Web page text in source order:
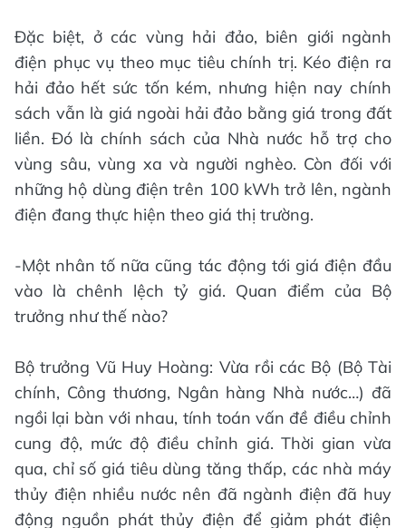
Đặc biệt, ở các vùng hải đảo, biên giới ngành
điện phục vụ theo mục tiêu chính trị. Kéo điện ra
hải đảo hết sức tốn kém, nhưng hiện nay chính
sách vẫn là giá ngoài hải đảo bằng giá trong đất
liền. Đó là chính sách của Nhà nước hỗ trợ cho
vùng sâu, vùng xa và người nghèo. Còn đối với
những hộ dùng điện trên 100 kWh trở lên, ngành
điện đang thực hiện theo giá thị trường.
-Một nhân tố nữa cũng tác động tới giá điện đầu
vào là chênh lệch tỷ giá. Quan điểm của Bộ
trưởng như thế nào?
Bộ trưởng Vũ Huy Hoàng: Vừa rồi các Bộ (Bộ Tài
chính, Công thương, Ngân hàng Nhà nước…) đã
ngồi lại bàn với nhau, tính toán vấn đề điều chỉnh
cung độ, mức độ điều chỉnh giá. Thời gian vừa
qua, chỉ số giá tiêu dùng tăng thấp, các nhà máy
thủy điện nhiều nước nên đã ngành điện đã huy
động nguồn phát thủy điện để giảm phát điện